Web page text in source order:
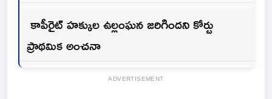
కాపీరైట్ హక్కుల ఉల్లంఘన జరిగిందని కోర్టు
ప్రాథమిక అంచనా
ADVERTISEMENT